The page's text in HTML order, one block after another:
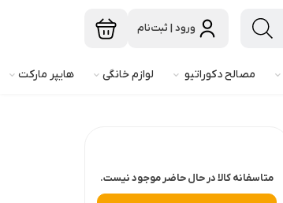
ورود | ثبت‌نام
مصالح دکوراتیو لوازم خانگی هایپر مارکت
متاسفانه کالا در حال حاضر موجود نیست.